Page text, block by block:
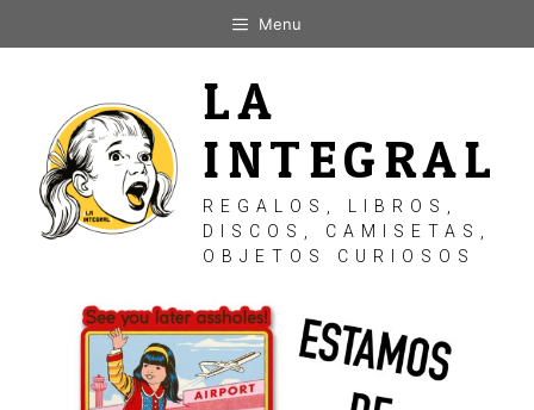
al
Menu
LA
INTEGRAL
REGALOS, LIBROS,
DISCOS, CAMISETAS,
OBJETOS CURIOSOS